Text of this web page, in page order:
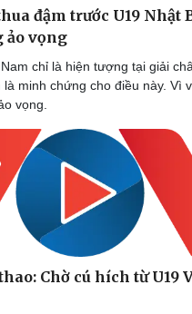
Đời sống
đậm trước U19 Nhật
ảo vọng
chỉ là hiện tượng tại giải
minh chứng cho điều này. Vì
vọng.
Chờ cú hích từ U19